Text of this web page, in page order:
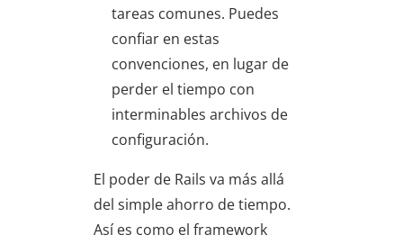
tareas comunes. Puedes
confiar en estas
convenciones, en lugar de
perder el tiempo con
interminables archivos de
configuración.
El poder de Rails va más allá
del simple ahorro de tiempo.
Así es como el framework